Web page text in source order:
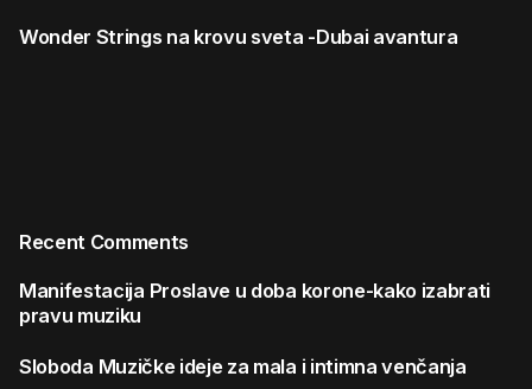
Wonder Strings na krovu sveta -Dubai avantura
Recent Comments
Manifestacija Proslave u doba korone-kako izabrati
pravu muziku
Sloboda Muzičke ideje za mala i intimna venčanja